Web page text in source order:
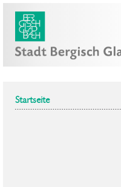
Startseite